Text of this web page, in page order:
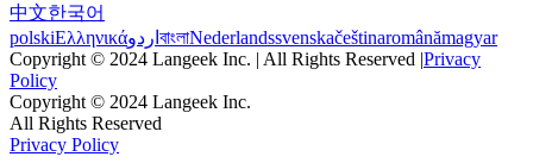
中文한국어
polskiΕλληνικάاردو বাংলাNederlandssvenskačeštinaromânămagyar
Copyright © 2024 Langeek Inc. | All Rights Reserved |Privacy
Policy
Copyright © 2024 Langeek Inc.
All Rights Reserved
Privacy Policy